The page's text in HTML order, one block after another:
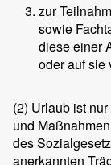
zur
sowie
diese einer
oder auf sie
(2) Urlaub ist
und
des
anerkannten